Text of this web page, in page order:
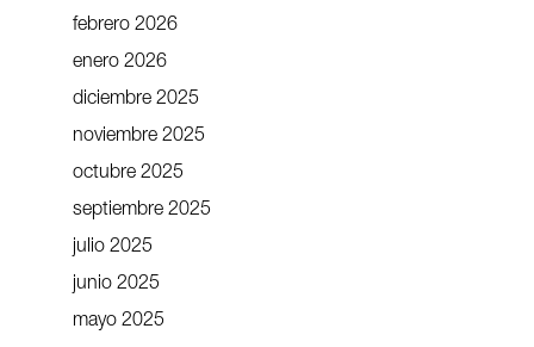
febrero 2026
enero 2026
diciembre 2025
noviembre 2025
octubre 2025
septiembre 2025
julio 2025
junio 2025
mayo 2025